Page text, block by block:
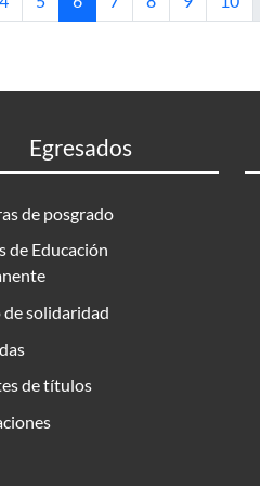
Egresados
de posgrado
de Educación
de solidaridad
de títulos